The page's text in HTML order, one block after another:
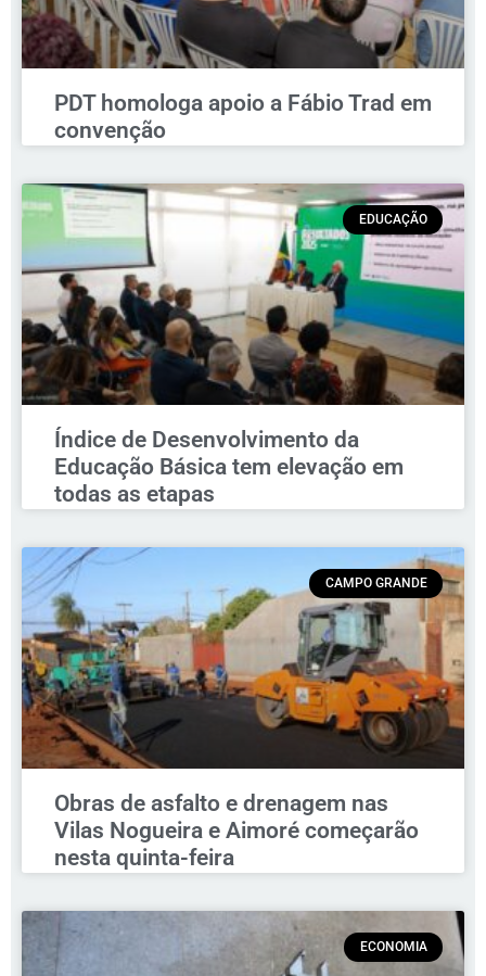
PDT homologa apoio a Fábio Trad em
convenção
EDUCAÇÃO
Índice de Desenvolvimento da
Educação Básica tem elevação em
todas as etapas
CAMPO GRANDE
Obras de asfalto e drenagem nas
Vilas Nogueira e Aimoré começarão
nesta quinta-feira
ECONOMIA